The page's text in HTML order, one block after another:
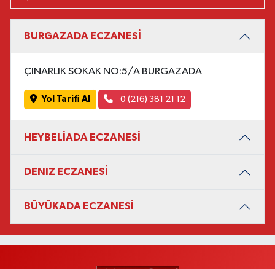
BURGAZADA ECZANESİ
ÇINARLIK SOKAK NO:5/A BURGAZADA
Yol Tarifi Al 0 (216) 381 21 12
HEYBELİADA ECZANESİ
DENIZ ECZANESİ
BÜYÜKADA ECZANESİ